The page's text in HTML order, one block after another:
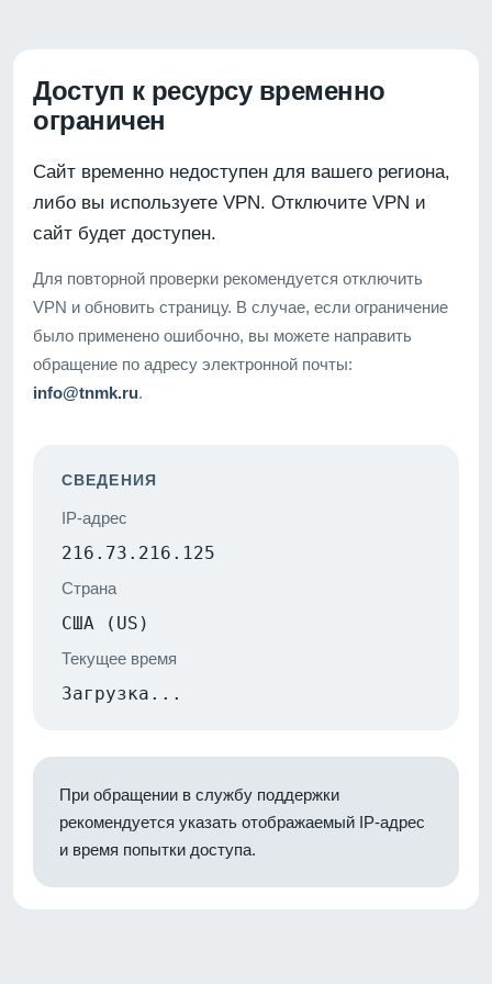
Доступ к ресурсу временно
ограничен
Сайт временно недоступен для вашего региона,
либо вы используете VPN. Отключите VPN и
сайт будет доступен.
Для повторной проверки рекомендуется отключить
VPN и обновить страницу. В случае, если ограничение
было применено ошибочно, вы можете направить
обращение по адресу электронной почты:
info@tnmk.ru.
СВЕДЕНИЯ
IP-адрес
216.73.216.125
Страна
США (US)
Текущее время
Загрузка...
При обращении в службу поддержки
рекомендуется указать отображаемый IP-адрес
и время попытки доступа.